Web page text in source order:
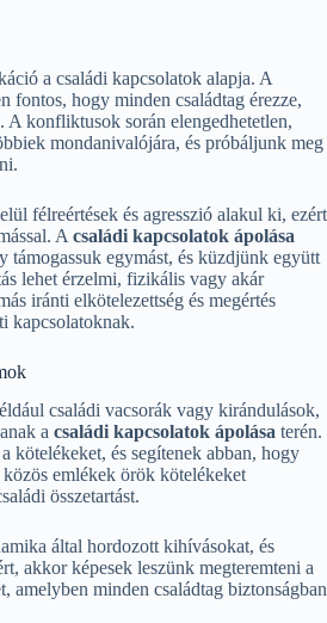
a családi kapcsolatok alapja. A
fontos, hogy minden családtag érezze,
A konfliktusok során elengedhetetlen,
mondanivalójára, és próbáljunk meg
félreértések és agresszió alakul ki, ezért
A családi kapcsolatok ápolása
támogassuk egymást, és küzdjünk együtt
lehet érzelmi, fizikális vagy akár
iránti elkötelezettség és megértés
kapcsolatoknak.
családi vacsorák vagy kirándulások,
a családi kapcsolatok ápolása terén.
kötelékeket, és segítenek abban, hogy
emlékek örök kötelékeket
összetartást.
által hordozott kihívásokat, és
akkor képesek leszünk megteremteni a
amelyben minden családtag biztonságban